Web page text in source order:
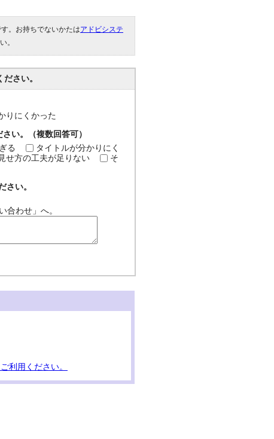
。お持ちでないかたはアドビシステ
。
さい。
りにくかった
い。（複数回答可）
る
タイトルが分かりにく
せ方の工夫が足りない
そ
さい。
合わせ」へ。
利用ください。